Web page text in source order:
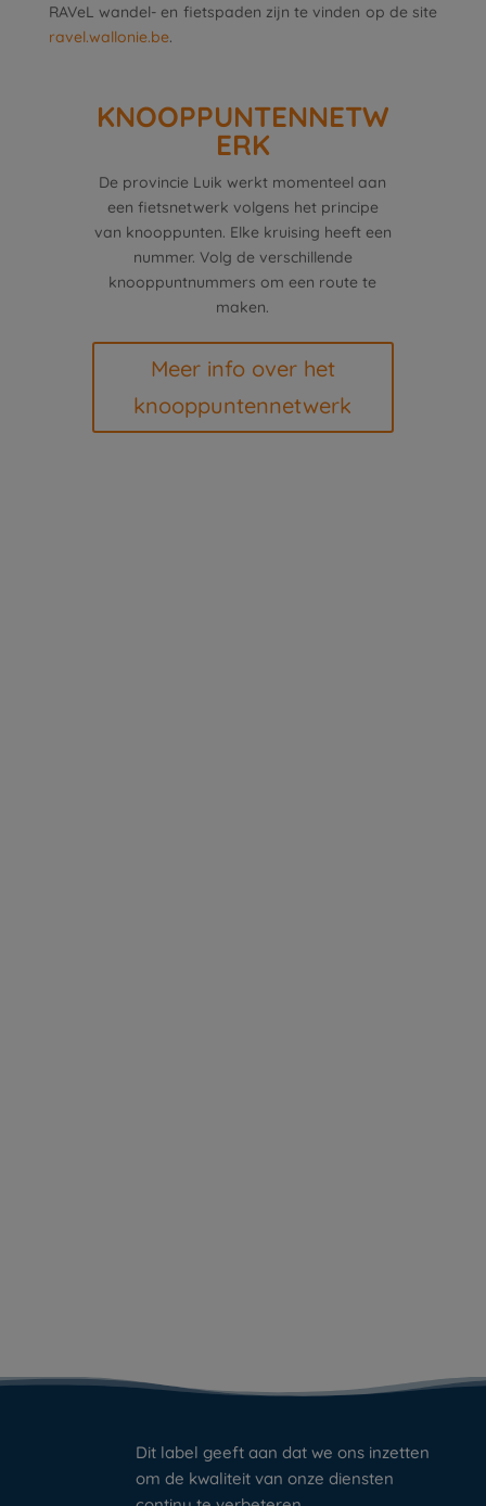
RAVeL wandel- en fietspaden zijn te vinden op de site
ravel.wallonie.be.
KNOOPPUNTENNETW
ERK
De provincie Luik werkt momenteel aan
een fietsnetwerk volgens het principe
van knooppunten. Elke kruising heeft een
nummer. Volg de verschillende
knooppuntnummers om een ​​route te
maken.
Meer info over het
knooppuntennetwerk
Dit label geeft aan dat we ons inzetten
om de kwaliteit van onze diensten